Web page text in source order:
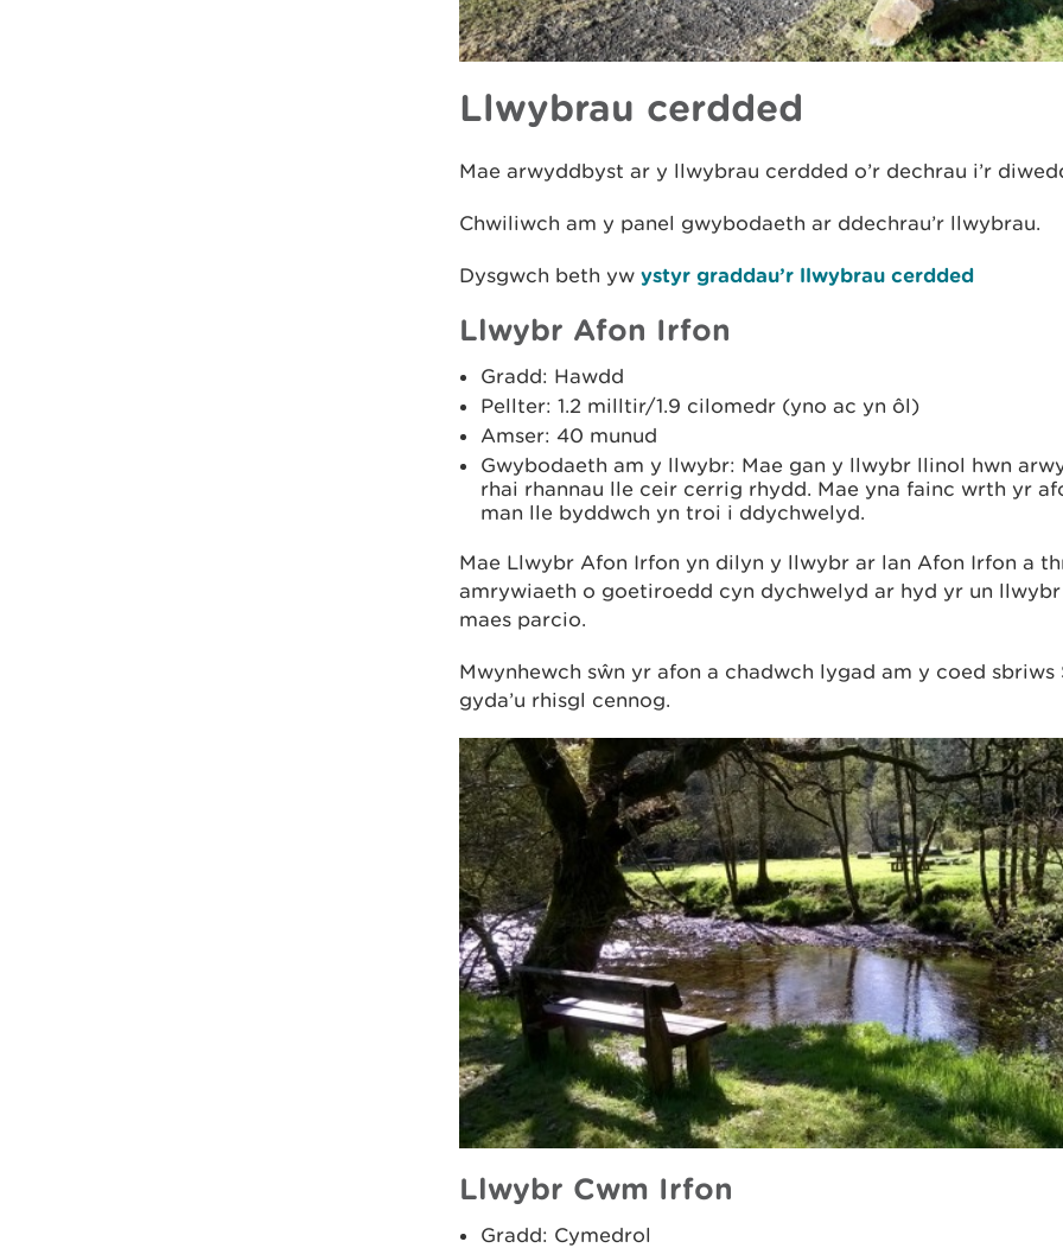
Llwybrau cerdded
Mae arwyddbyst ar y llwybrau cerdded o’r dechrau i’r
Chwiliwch am y panel gwybodaeth ar ddechrau’r llwybrau.
Dysgwch beth yw ystyr graddau’r llwybrau cerdded
Llwybr Afon Irfon
Gradd: Hawdd
Pellter: 1.2 milltir/1.9 cilomedr (yno ac yn ôl)
Amser: 40 munud
Gwybodaeth am y llwybr: Mae gan y llwybr llinol hwn
rhai rhannau lle ceir cerrig rhydd. Mae yna fainc wrth yr
man lle byddwch yn troi i ddychwelyd.
Mae Llwybr Afon Irfon yn dilyn y llwybr ar lan Afon Irfon a
amrywiaeth o goetiroedd cyn dychwelyd ar hyd yr un llwybr
maes parcio.
Mwynhewch sŵn yr afon a chadwch lygad am y coed sbriws
gyda’u rhisgl cennog.
Llwybr Cwm Irfon
Gradd: Cymedrol